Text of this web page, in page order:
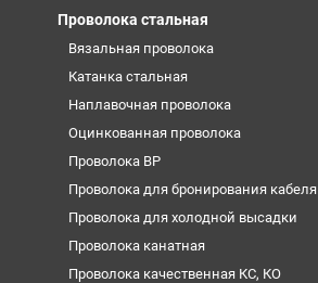
Проволока стальная
Вязальная проволока
Катанка стальная
Наплавочная проволока
Оцинкованная проволока
Проволока ВР
Проволока для бронирования кабеля
Проволока для холодной высадки
Проволока канатная
Проволока качественная КС, КО